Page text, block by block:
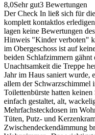
8,0Sehr gut3 Bewertungen
Der Check In ließ sich für
komplett kontaktlos
lagen keine Bewertungen
Hinweis "Kinder verboten"
im Obergeschoss ist auf
beiden Schlafzimmern
Unachtsamkeit die Treppe
Jahr im Haus saniert wurde,
allem der Schwarzschimmel
Toilettenbürste hatten
einfach gestaltet, alt,
Mehrfachsteckdosen im
Tüten, Putz- und
Zwischendeckendämmung